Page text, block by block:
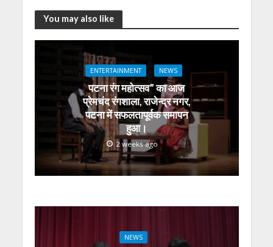
at
s
p
e
b
o
o
k
itt
er
e
gr
a
m
ss
e
n
g
er
k
e
dI
n
ai
l
ar
e
You may also like
ENTERTAINMENT NEWS
पटना रंग महोत्सव” का आज
प्रेमचंद रंगशाला, राजेन्द्र नगर,
पटना में सफलतापूर्वक समापन
हुआ।
2 weeks ago
NEWS